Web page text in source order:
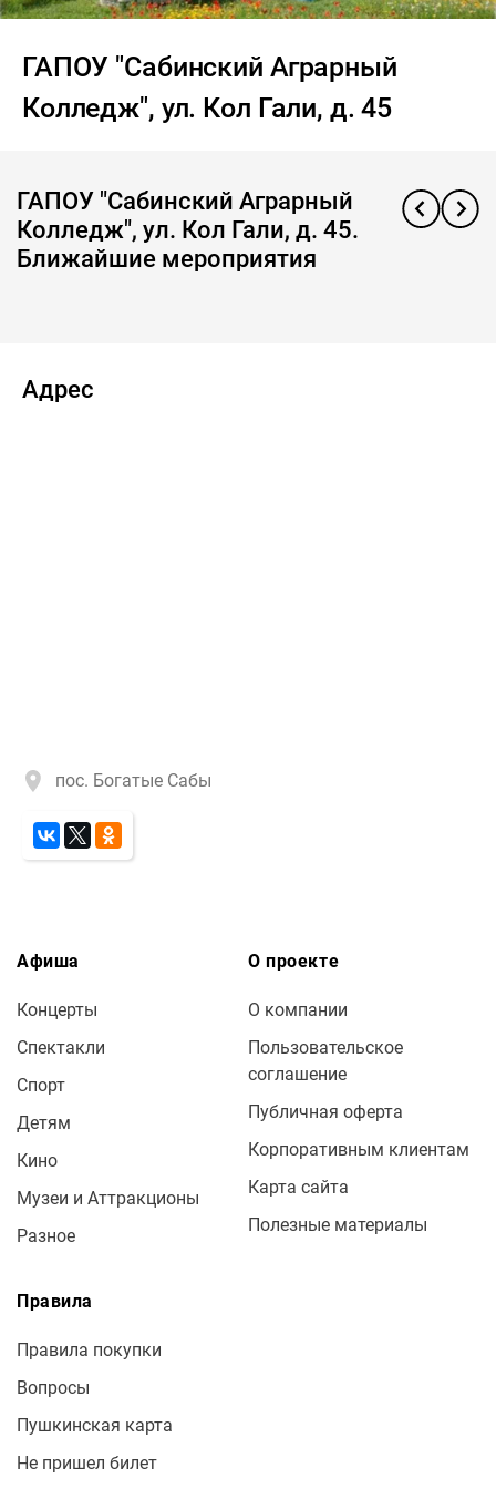
ГАПОУ "Сабинский Аграрный
Колледж", ул. Кол Гали, д. 45
ГАПОУ "Сабинский Аграрный
Колледж", ул. Кол Гали, д. 45.
Ближайшие мероприятия
Адрес
пос. Богатые Сабы
Афиша
Концерты
Спектакли
Спорт
Детям
Кино
Музеи и Аттракционы
Разное
О проекте
О компании
Пользовательское
соглашение
Публичная оферта
Корпоративным клиентам
Карта сайта
Полезные материалы
Правила
Правила покупки
Вопросы
Пушкинская карта
Не пришел билет